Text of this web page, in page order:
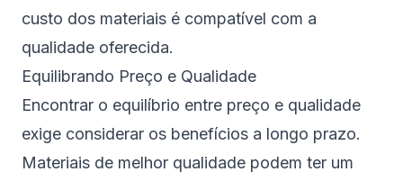
custo dos materiais é compatível com a
qualidade oferecida.
Equilibrando Preço e Qualidade
Encontrar o equilíbrio entre preço e qualidade
exige considerar os benefícios a longo prazo.
Materiais de melhor qualidade podem ter um